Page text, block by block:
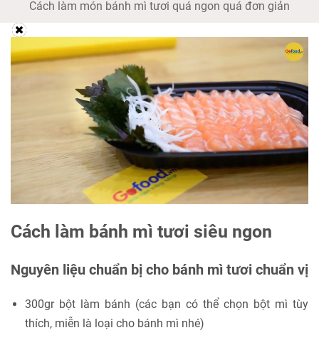
Cách làm món bánh mì tươi quá ngon quá đơn giản
Cách làm bánh mì tươi siêu ngon
Nguyên liệu chuẩn bị cho bánh mì tươi chuẩn vị
300gr bột làm bánh (các bạn có thể chọn bột mì tùy
thích, miễn là loại cho bánh mì nhé)